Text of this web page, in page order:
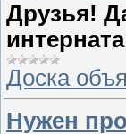
Друзья!
Доска
Нужен